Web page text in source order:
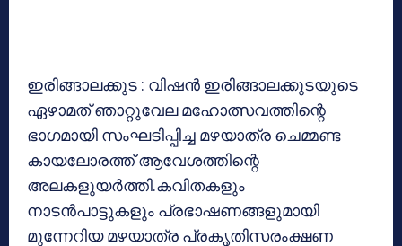
ഇരിങ്ങാലക്കുട : വിഷന്‍ ഇരിങ്ങാലക്കുടയുടെ
ഏഴാമത് ഞാറ്റുവേല മഹോത്സവത്തിന്റെ
ഭാഗമായി സംഘടിപ്പിച്ച മഴയാത്ര ചെമ്മണ്ട
കായലോരത്ത് ആവേശത്തിന്റെ
അലകളുയര്‍ത്തി.കവിതകളും
നാടന്‍പാട്ടുകളും പ്രഭാഷണങ്ങളുമായി
മുന്നേറിയ മഴയാത്ര പ്രകൃതിസരംക്ഷണ